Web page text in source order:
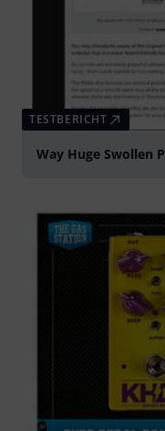
TESTBERICHT
Way Huge Swollen